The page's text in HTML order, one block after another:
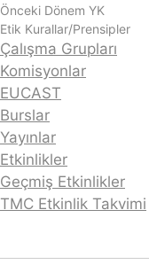
Önceki Dönem YK
Etik Kurallar/Prensipler
Çalışma Grupları
Komisyonlar
EUCAST
Burslar
Yayınlar
Etkinlikler
Geçmiş Etkinlikler
TMC Etkinlik Takvimi